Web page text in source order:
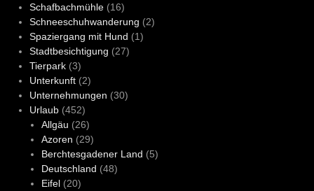
Schafbachmühle(16)
Schneeschuhwanderung (2)
Spaziergang mit Hund (1)
Stadtbesichtigung (27)
Tierpark(3)
Unterkunft(2)
Unternehmungen (30)
Urlaub(452)
Allgäu (26)
Azoren (29)
Berchtesgadener Land (5)
Deutschland (48)
Eifel(20)